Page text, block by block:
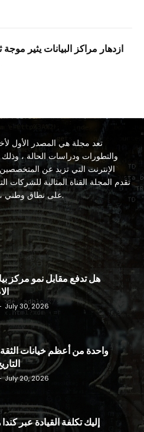
ازدهار مراكز البيانات يثير موجة
تعد مجلة هي المصدر الأول
والتطورات ودراسات الحالة ،
الإنترنت التي تزيد عن
تقدم المجلة القناة المثالية للشركات
على نطاق وطني ، في شكل أعمال تجارية بالكامل.
هل تدفع مقابل نمو مركز
July 30, 2026
واحدة من أعظم خيانات
July 20, 2026
إليك تكلفة القيادة عبر